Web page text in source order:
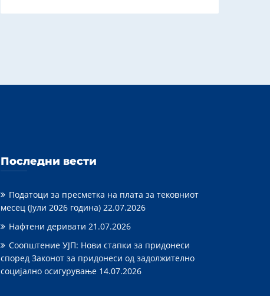
Последни вести
Податоци за пресметка на плата за тековниот
месец (Јули 2026 година) 22.07.2026
Нафтени деривати 21.07.2026
Соопштение УЈП: Нови стапки за придонеси
според Законот за придонеси од задолжително
социјално осигурување 14.07.2026